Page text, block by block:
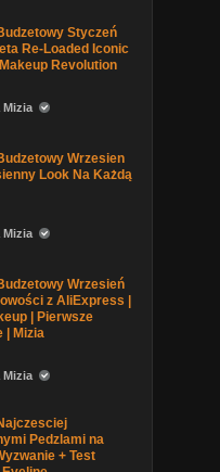
Styczeń
Re-Loaded Iconic
Revolution
Mizia
Wrzesien
Look Na Każdą
Mizia
Wrzesień
z AliExpress |
| Pierwsze
| Mizia
Mizia
Pedzlami na
+ Test